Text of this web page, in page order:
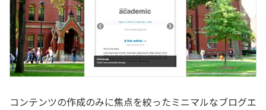
コンテンツの作成のみに焦点を絞ったミニマルなブログエ